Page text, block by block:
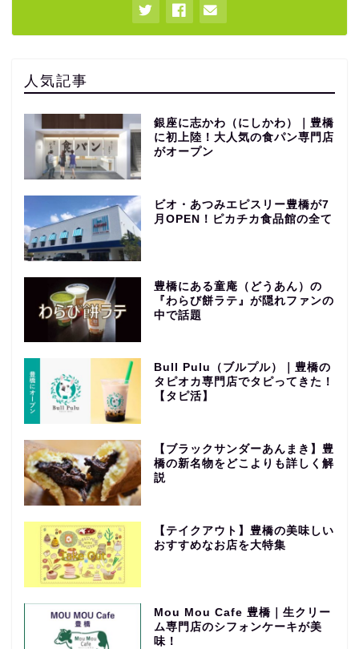
人気記事
銀座に志かわ（にしかわ）｜豊橋
に初上陸！大人気の食パン専門店
がオープン
ビオ・あつみエピスリー豊橋が7
月OPEN！ピカチカ食品館の全て
豊橋にある童庵（どうあん）の
『わらび餅ラテ』が隠れファンの
中で話題
Bull Pulu（ブルプル）｜豊橋の
タピオカ専門店でタピってきた！
【タピ活】
【ブラックサンダーあんまき】豊
橋の新名物をどこよりも詳しく解
説
【テイクアウト】豊橋の美味しい
おすすめなお店を大特集
Mou Mou Cafe 豊橋｜生クリー
ム専門店のシフォンケーキが美
味！